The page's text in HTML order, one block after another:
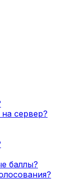
сервер?
баллы?